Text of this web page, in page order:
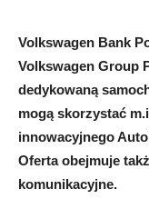
Volkswagen Bank
Volkswagen Group
dedykowaną
mogą skorzystać
innowacyjnego
Oferta obejmuje
komunikacyjne.